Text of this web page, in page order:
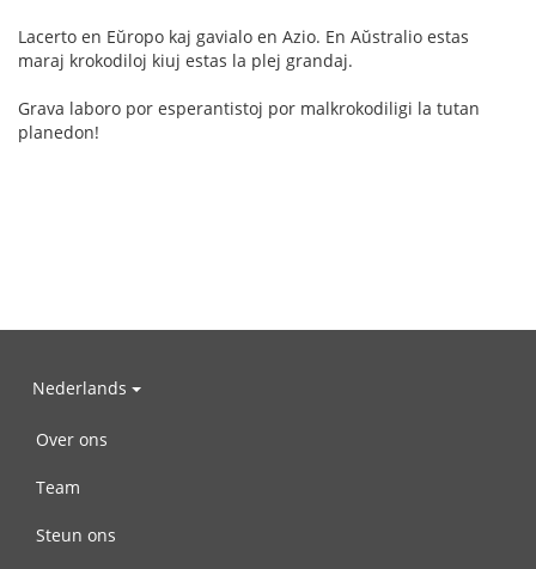
Lacerto en Eŭropo kaj gavialo en Azio. En Aŭstralio estas
maraj krokodiloj kiuj estas la plej grandaj.
Grava laboro por esperantistoj por malkrokodiligi la tutan
planedon!
Nederlands
Over ons
Team
Steun ons